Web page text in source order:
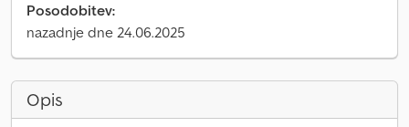
Posodobitev:
nazadnje dne 24.06.2025
Opis